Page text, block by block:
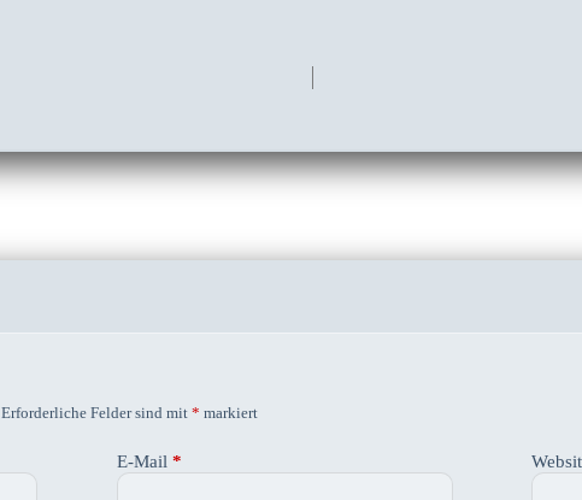
Erforderliche Felder sind mit * markiert
E-Mail *